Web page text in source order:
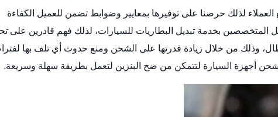
لذلك حرصنا على توفيرها بمعايير وضوابط تضمن للعميل الكفاءة
بخدمة تبديل البطاريات للسيارات، لذلك فهم قادرين على
وذلك من خلال زيادة قدرتها على الشحن ومنع حدوث أي تلف بها
أجهزة السيارة لتتمكن من ضخ البنزين لتعمل بطريقة سهلة وسريعة.